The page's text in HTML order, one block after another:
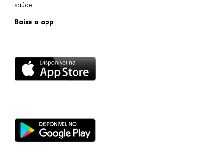
saúde.
Baixe o app